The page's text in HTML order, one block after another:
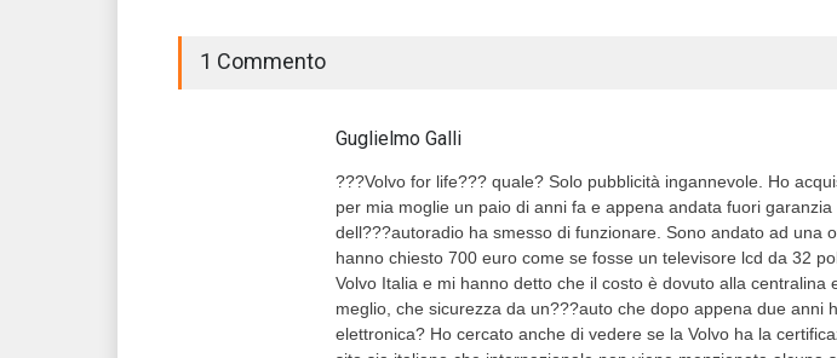
1 Commento
Guglielmo Galli
???Volvo for life??? quale? Solo pubblicità ingannevole. Ho
per mia moglie un paio di anni fa e appena andata fuori
dell???autoradio ha smesso di funzionare. Sono andato ad una
hanno chiesto 700 euro come se fosse un televisore lcd da 32
Volvo Italia e mi hanno detto che il costo è dovuto alla centralina
meglio, che sicurezza da un???auto che dopo appena due anni
elettronica? Ho cercato anche di vedere se la Volvo ha la